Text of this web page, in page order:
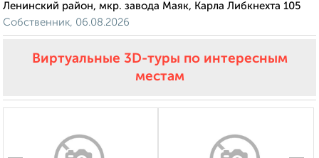
Ленинский район, мкр. завода Маяк, Карла Либкнехта 105
Собственник, 06.08.2026
Виртуальные 3D-туры по интересным
местам